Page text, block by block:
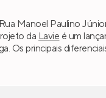
Manoel Paulino
da Lavie é um
Os principais